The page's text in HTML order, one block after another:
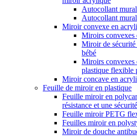
Autocollant
Autocollant
Miroir convexe en
Miroirs convexes
Miroir de
bébé
Miroirs convexes
plastique flexible
Miroir concave en
Feuille de miroir en plastique
Feuille miroir en
résistance et une
Feuille miroir PETG
Feuilles miroir en
Miroir de douche